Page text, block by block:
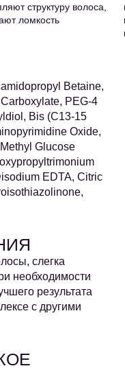
структуру волоса,
ломкость
Betaine,
PEG-4
Bis (C13-15
Oxide,
Glucose
EDTA, Citric
слегка
необходимости
результата
с другими